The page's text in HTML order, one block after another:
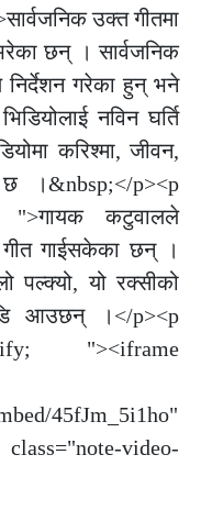
उक्त गीतमा
छन् । सार्वजनिक
निर्देशन गरेका हुन् भने
नविन घर्ति
करिश्मा, जीवन,
।&nbsp;</p><p
">गायक कटुवालले
गीत गाईसकेका छन् ।
पल्क्यो, यो रक्सीको
आउछन् ।</p><p
"><iframe
45fJm_5i1ho"
video-